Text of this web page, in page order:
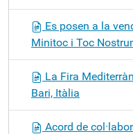
Es posen a la
Minitoc i Toc
La Fira
Bari, Itàlia
Acord de